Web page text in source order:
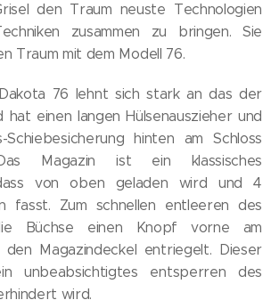
den Traum neuste Technologien
zusammen zu bringen. Sie
Traum mit dem Modell 76.
76 lehnt sich stark an das der
hat einen langen Hülsenauszieher und
Schiebesicherung hinten am Schloss
Magazin ist ein klassisches
dass von oben geladen wird und 4
fasst. Zum schnellen entleeren des
Büchse einen Knopf vorne am
Magazindeckel entriegelt. Dieser
unbeabsichtigtes entsperren des
wird.